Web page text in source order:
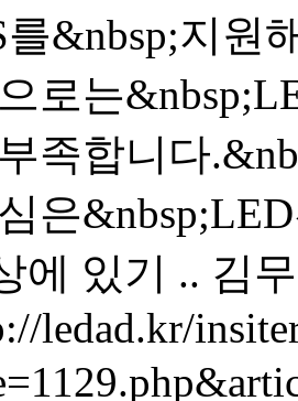
&nbsp;지원
로는
족합니다
은
에 있기 .. 김
ledad.kr/